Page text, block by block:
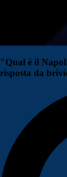
"Qual è il
risposta da